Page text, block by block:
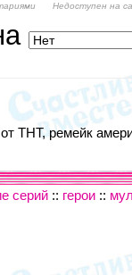
Недоступен на
ТНТ, ремейк
серий :: герои ::